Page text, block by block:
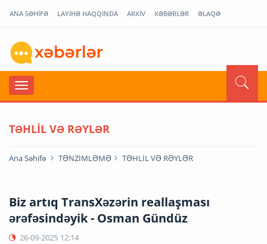
ANA SƏHİFƏ LAYİHƏ HAQQINDA ARXİV XƏBƏRLƏR ƏLAQƏ
TƏHLİL VƏ RƏYLƏR
Ana Səhifə TƏNZİMLƏMƏ TƏHLİL VƏ RƏYLƏR
Biz artıq TransXəzərin reallaşması
ərəfəsindəyik - Osman Gündüz
26-09-2025 12:14